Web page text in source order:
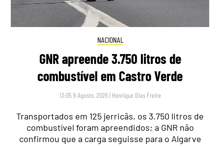
NACIONAL
GNR apreende 3.750 litros de
combustível em Castro Verde
13:05 9 Agosto, 2026 | Henrique Dias Freire
Transportados em 125 jerricãs, os 3.750 litros de
combustível foram apreendidos; a GNR não
confirmou que a carga seguisse para o Algarve